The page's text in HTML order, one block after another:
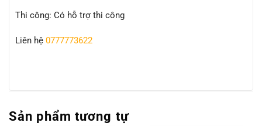
Thi công: Có hỗ trợ thi công
Liên hệ 0777773622
Sản phẩm tương tự